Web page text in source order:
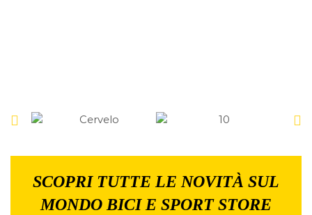
SCOPRI TUTTE LE NOVITÀ SUL
MONDO BICI E SPORT STORE